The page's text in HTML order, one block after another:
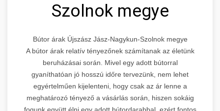
Szolnok megye
Bútor árak Újszász Jász-Nagykun-Szolnok megye
A bútor árak relatív tényezőnek számítanak az életünk
beruházásai során. Mivel egy adott bútorral
gyaníthatóan jó hosszú időre tervezünk, nem lehet
egyértelműen kijelenteni, hogy csak az ár lenne a
meghatározó tényező a vásárlás során, hiszen sokáig
fogunk együtt élni egy adott bútordarabbal, ezért fontos